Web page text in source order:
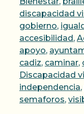
discapacidad
gobierno,
accesibilidad ,
apoyo,
cadiz, caminar,
Discapacidad
independencia,
semaforos,